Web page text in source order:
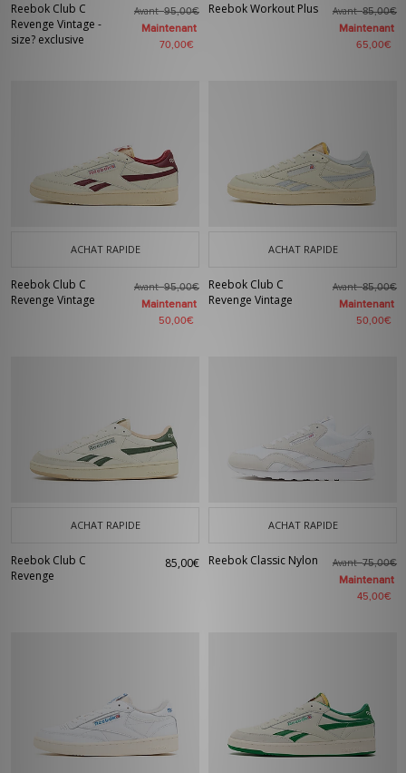
Reebok Club C
Revenge Vintage -
size? exclusive
Avant95,00€
Maintenant
70,00€
Reebok Workout Plus Avant85,00€
Maintenant
65,00€
ACHAT RAPIDE
Reebok Club C
Revenge Vintage
Avant95,00€
Maintenant
50,00€
ACHAT RAPIDE
Reebok Club C
Revenge Vintage
Avant85,00€
Maintenant
50,00€
ACHAT RAPIDE
Reebok Club C
Revenge
85,00€
ACHAT RAPIDE
Reebok Classic Nylon Avant75,00€
Maintenant
45,00€